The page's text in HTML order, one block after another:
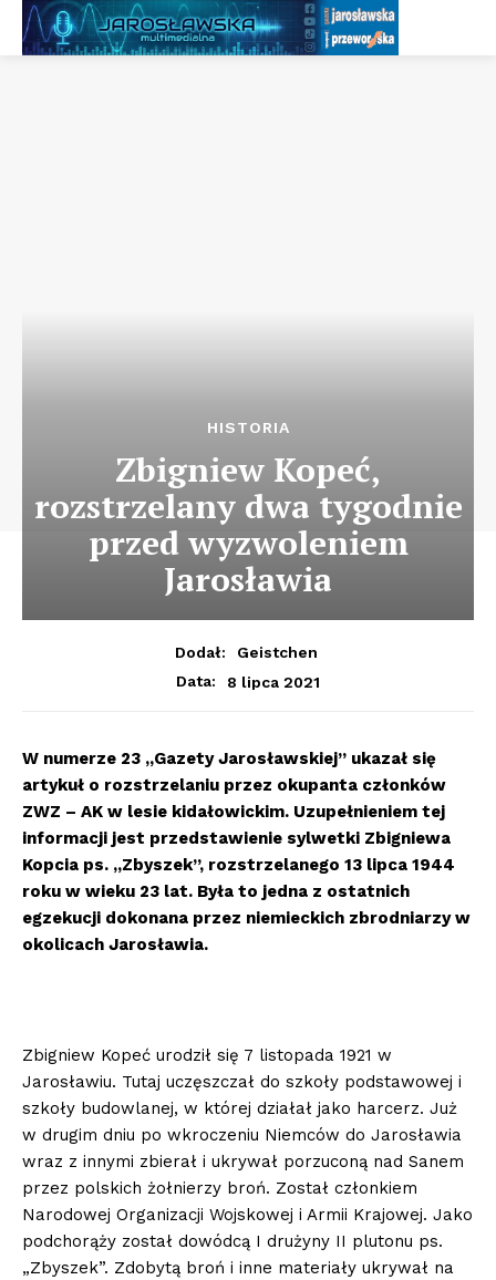
HISTORIA
Zbigniew Kopeć,
rozstrzelany dwa tygodnie
przed wyzwoleniem
Jarosławia
Dodał:
Geistchen
Data:
8 lipca 2021
W numerze 23 „Gazety Jarosławskiej” ukazał się
artykuł o rozstrzelaniu przez okupanta członków
ZWZ – AK w lesie kidałowickim. Uzupełnieniem tej
informacji jest przedstawienie sylwetki Zbigniewa
Kopcia ps. „Zbyszek”, rozstrzelanego 13 lipca 1944
roku w wieku 23 lat. Była to jedna z ostatnich
egzekucji dokonana przez niemieckich zbrodniarzy w
okolicach Jarosławia.
Zbigniew Kopeć urodził się 7 listopada 1921 w
Jarosławiu. Tutaj uczęszczał do szkoły podstawowej i
szkoły budowlanej, w której działał jako harcerz. Już
w drugim dniu po wkroczeniu Niemców do Jarosławia
wraz z innymi zbierał i ukrywał porzuconą nad Sanem
przez polskich żołnierzy broń. Został członkiem
Narodowej Organizacji Wojskowej i Armii Krajowej. Jako
podchorąży został dowódcą I drużyny II plutonu ps.
„Zbyszek”. Zdobytą broń i inne materiały ukrywał na